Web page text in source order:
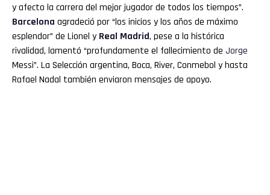
y afecto la carrera del mejor jugador de todos los tiempos”.
Barcelona agradeció por “los inicios y los años de máximo
esplendor” de Lionel y Real Madrid, pese a la histórica
rivalidad, lamentó “profundamente el fallecimiento de Jorge
Messi”. La Selección argentina, Boca, River, Conmebol y hasta
Rafael Nadal también enviaron mensajes de apoyo.